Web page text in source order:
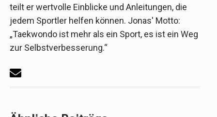
teilt er wertvolle Einblicke und Anleitungen, die
jedem Sportler helfen können. Jonas' Motto:
„Taekwondo ist mehr als ein Sport, es ist ein Weg
zur Selbstverbesserung.“